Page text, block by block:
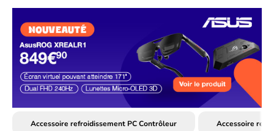
Accessoire refroidissement PC Contrôleur Accessoire